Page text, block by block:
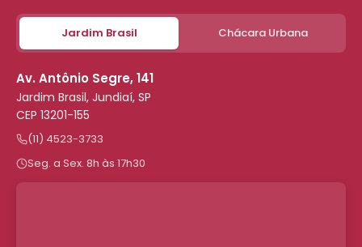
Jardim Brasil Chácara Urbana
Av. Antônio Segre, 141
Jardim Brasil, Jundiaí, SP
CEP 13201-155
(11) 4523-3733
Seg. a Sex. 8h às 17h30